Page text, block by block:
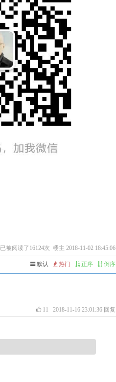
已被阅读了16124次 楼主 2018-11-02 18:45:06
默认 热门 正序 倒序
11 2018-11-16 23:01:36 回复